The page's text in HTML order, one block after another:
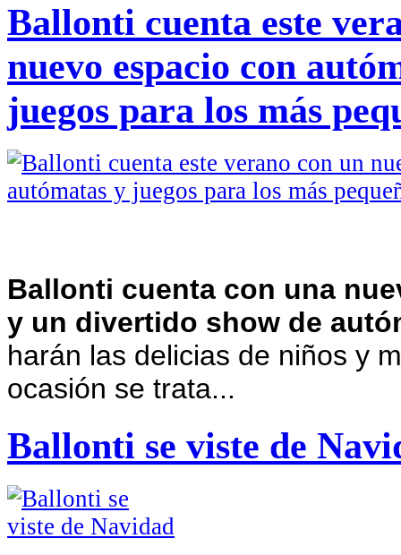
Ballonti cuenta este
nuevo espacio con
juegos para los más
Ballonti cuenta con una
y un divertido show de
harán las delicias de niños y
ocasión se trata...
Ballonti se viste de